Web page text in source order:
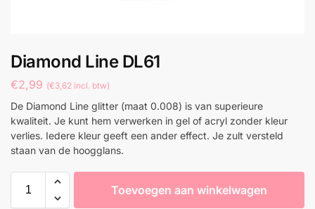
Diamond Line DL61
€2,99 (€3,62 incl. btw)
De Diamond Line glitter (maat 0.008) is van superieure
kwaliteit. Je kunt hem verwerken in gel of acryl zonder kleur
verlies. Iedere kleur geeft een ander effect. Je zult versteld
staan van de hoogglans.
Toevoegen aan winkelwagen